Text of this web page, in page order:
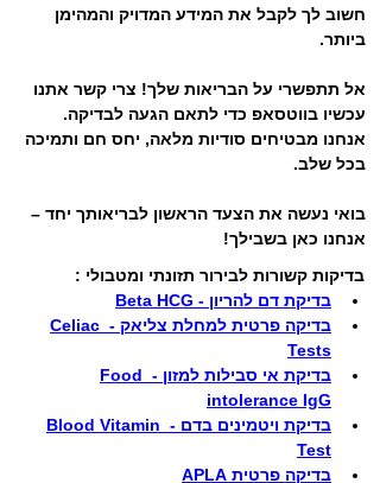
חשוב לך לקבל את המידע המדויק והמהימן
ביותר.
אל תתפשרי על הבריאות שלך! צרי קשר אתנו
עכשיו בווטסאפ כדי לתאם הגעה לבדיקה.
אנחנו מבטיחים סודיות מלאה, יחס חם ותמיכה
בכל שלב.
בואי נעשה את הצעד הראשון לבריאותך יחד –
אנחנו כאן בשבילך!
בדיקות קשורות לבירור תזונתי ומטבולי :
בדיקת דם להריון - Beta HCG
בדיקה פרטית למחלת צליאק - Celiac
Tests
בדיקת אי סבילות למזון - Food
intolerance IgG
בדיקת ויטמינים בדם - Blood Vitamin
Test
בדיקה פרטית APLA